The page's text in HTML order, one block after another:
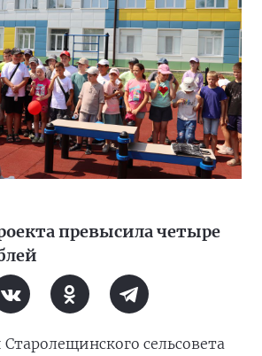
превысила четыре
сельсовета